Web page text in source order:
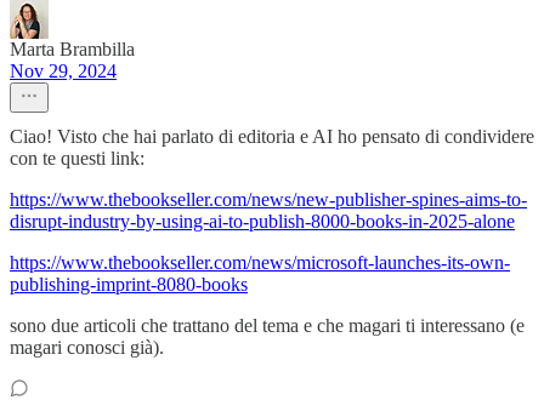
Marta Brambilla
Nov 29, 2024
Ciao! Visto che hai parlato di editoria e AI ho pensato di condividere
con te questi link:
https://www.thebookseller.com/news/new-publisher-spines-aims-to-
disrupt-industry-by-using-ai-to-publish-8000-books-in-2025-alone
https://www.thebookseller.com/news/microsoft-launches-its-own-
publishing-imprint-8080-books
sono due articoli che trattano del tema e che magari ti interessano (e
magari conosci già).